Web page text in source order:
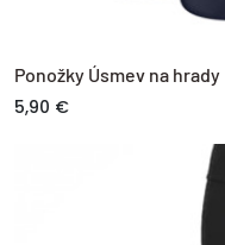
Ponožky Úsmev na hrady
5,90 €